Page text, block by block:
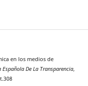
en los medios de
Española De La Transparencia,